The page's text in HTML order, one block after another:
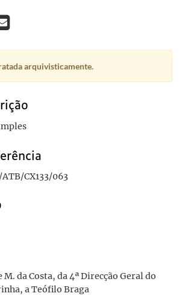
arquivisticamente.
CX133/063
da Costa, da 4ª Direcção Geral do
a Teófilo Braga